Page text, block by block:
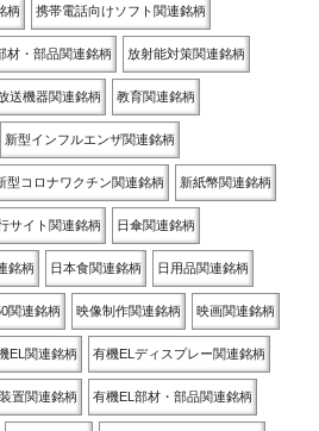
柄 携帯電話向けソフト関連銘柄
材・部品関連銘柄 放射能対策関連銘柄
送機器関連銘柄 教育関連銘柄
新型インフルエンザ関連銘柄
型コロナワクチン関連銘柄 新紙幣関連銘柄
サイト関連銘柄 日傘関連銘柄
銘柄 日本食関連銘柄 日用品関連銘柄
関連銘柄 映像制作関連銘柄 映画関連銘柄
EL関連銘柄 有機ELディスプレー関連銘柄
置関連銘柄 有機EL部材・部品関連銘柄